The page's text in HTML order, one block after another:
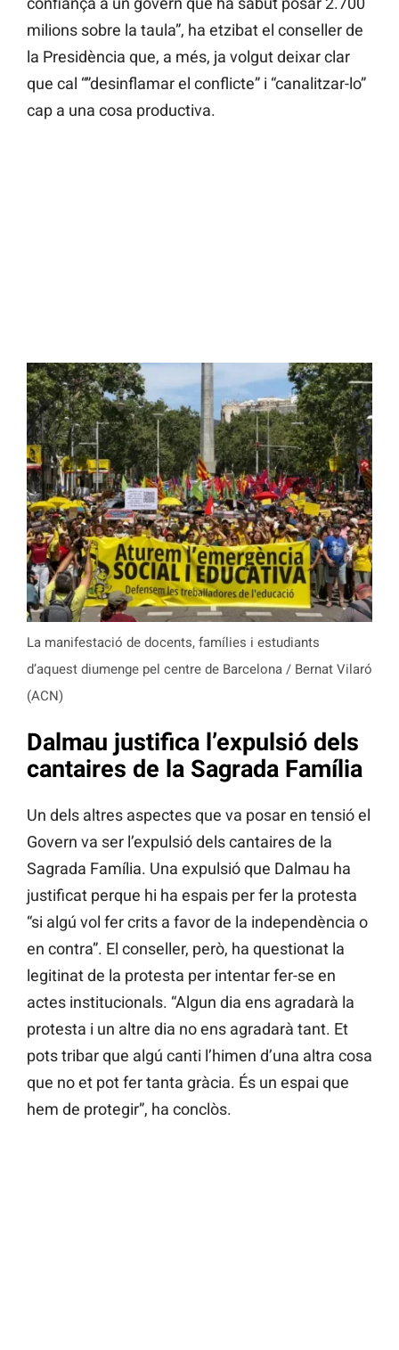
milions sobre la taula”, ha etzibat el conseller de
la Presidència que, a més, ja volgut deixar clar
que cal “”desinflamar el conflicte” i “canalitzar-lo”
cap a una cosa productiva.
La manifestació de docents, famílies i estudiants
d’aquest diumenge pel centre de Barcelona / Bernat Vilaró
(ACN)
Dalmau justifica l’expulsió dels
cantaires de la Sagrada Família
Un dels altres aspectes que va posar en tensió el
Govern va ser l’expulsió dels cantaires de la
Sagrada Família. Una expulsió que Dalmau ha
justificat perque hi ha espais per fer la protesta
“si algú vol fer crits a favor de la independència o
en contra”. El conseller, però, ha questionat la
legitinat de la protesta per intentar fer-se en
actes institucionals. “Algun dia ens agradarà la
protesta i un altre dia no ens agradarà tant. Et
pots tribar que algú canti l’himen d’una altra cosa
que no et pot fer tanta gràcia. És un espai que
hem de protegir”, ha conclòs.